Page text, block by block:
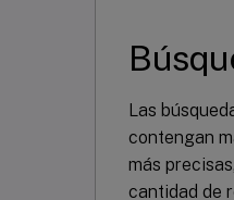
Las
contengan
más
cantidad de